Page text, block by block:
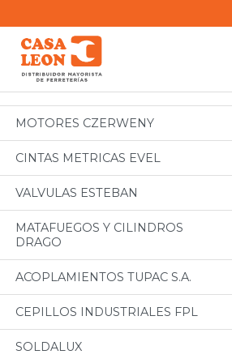
Categorias
Todos
MOTORES CZERWENY
CINTAS METRICAS EVEL
VALVULAS ESTEBAN
MATAFUEGOS Y CILINDROS
DRAGO
ACOPLAMIENTOS TUPAC S.A.
CEPILLOS INDUSTRIALES FPL
SOLDALUX